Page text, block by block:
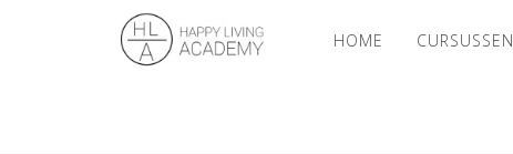
HOME CURSUSSEN